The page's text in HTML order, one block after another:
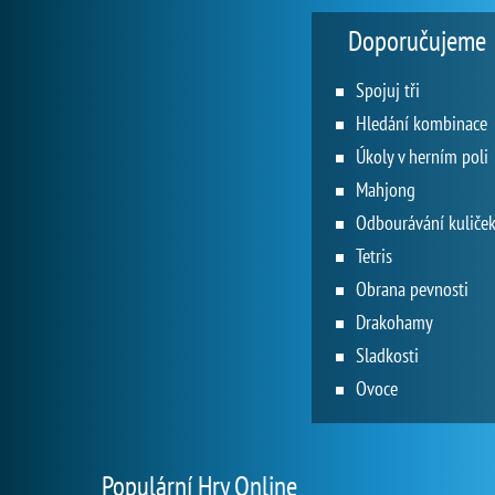
Doporučujeme
Spojuj tři
Hledání kombinace
Úkoly v herním poli
Mahjong
Odbourávání kuliček
Tetris
Obrana pevnosti
Drakohamy
Sladkosti
Ovoce
Populární Hry Online